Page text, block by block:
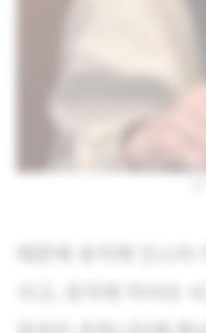
때문에 유지애 인스타
사고, 유지애 라이브